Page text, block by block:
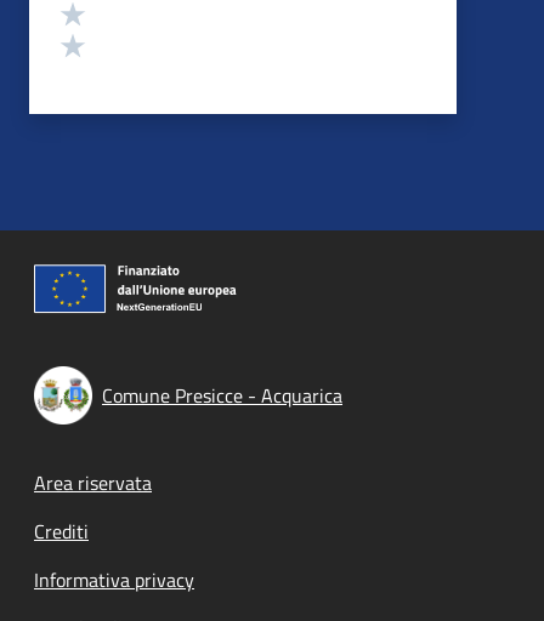
Comune Presicce - Acquarica
Footer menu
Area riservata
Crediti
Informativa privacy